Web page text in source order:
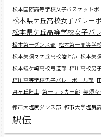
松本国際高等学校女子バスケットボ
松本県ケ丘高校女子バレー
松本県ケ丘高等学校女子バ
松本第一ダンス部 松本第一高等学
松本美須々ケ丘高校陸上部 松本美
松本蟻ケ崎高校弓道部 梓川高校男
梓川高等学校男子バレーボール部
県ヶ丘陸上 第一サッカー部 美須々
都市大塩尻ダンス部 都市大学塩尻
駅伝